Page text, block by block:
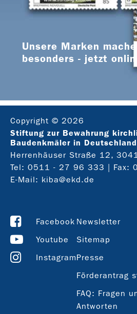
Unsere Marken
besonders - jetzt
Copyright © 2026
Stiftung zur Bewahrung
Baudenkmäler in Deutschland
Herrenhäuser Straße 12,
Tel: 0511 - 27 96 333
| Fax:
E-Mail: kiba@ekd.de
Facebook
Youtube
Instagram
Newsletter
Sitemap
Presse
Förderantrag
FAQ: Fragen
Antworten